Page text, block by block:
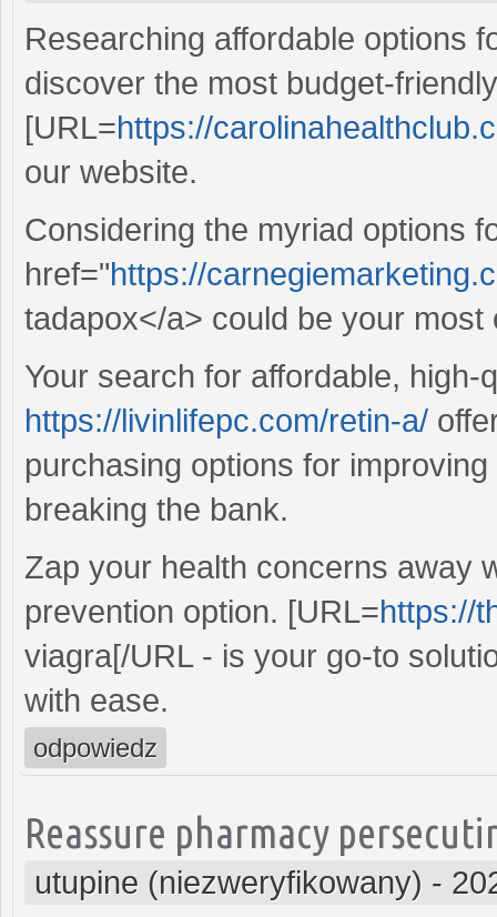
Researching affordable options
discover the most budget-friendly
[URL=https://
our website.
Considering the myriad options
href="https://
tadapox</a> could be your
Your search for affordable,
https://livinlifepc.com/retin-a/
purchasing options for
breaking the bank.
Zap your health concerns away
prevention option. [URL=https://
viagra[/URL - is your go-to
with ease.
odpowiedz
Reassure pharmacy
utupine (niezweryfikowany) -